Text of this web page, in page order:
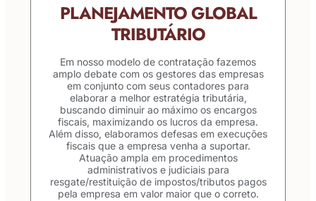
PLANEJAMENTO GLOBAL
TRIBUTÁRIO
Em nosso modelo de contratação fazemos
amplo debate com os gestores das empresas
em conjunto com seus contadores para
elaborar a melhor estratégia tributária,
buscando diminuir ao máximo os encargos
fiscais, maximizando os lucros da empresa.
Além disso, elaboramos defesas em execuções
fiscais que a empresa venha a suportar.
Atuação ampla em procedimentos
administrativos e judiciais para
resgate/restituição de impostos/tributos pagos
pela empresa em valor maior que o correto.